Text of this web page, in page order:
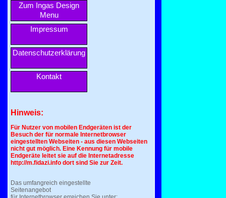
Zum Ingas Design
Menu
Impressum
Datenschutzerklärung
Kontakt
Hinweis:
Für Nutzer von mobilen Endgeräten ist der
Besuch der für normale Internetbrowser
eingestellten Webseiten - aus diesen Webseiten
nicht gut möglich. Eine Kennung für mobile
Endgeräte leitet sie auf die Internetadresse
http://m.fidazi.info dort sind Sie zur Zeit.
Das umfangreich eingestellte
Seitenangebot